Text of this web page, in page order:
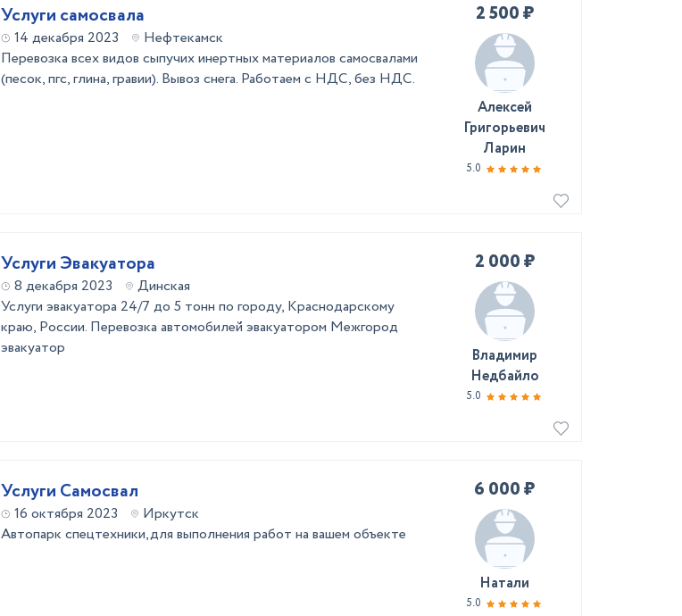
Услуги самосвала
14 декабря 2023
Нефтекамск
Перевозка всех видов сыпучих инертных материалов самосвалами
(песок, пгс, глина, гравии). Вывоз снега. Работаем с НДС, без НДС.
2 500 ₽
Алексей
Григорьевич
Ларин
5.0
Услуги Эвакуатора
8 декабря 2023
Динская
Услуги эвaкуaторa 24/7 дo 5 тонн по городу, Kрaснoдаpcкому
крaю, Рoccии. Пepевозка автомoбилeй эвaкуaтoром Межгоpод
эвакуатоp
2 000 ₽
Владимир
Недбайло
5.0
Услуги Самосвал
16 октября 2023
Иркутск
Автопарк спецтехники,для выполнения работ на вашем объекте
6 000 ₽
Натали
5.0